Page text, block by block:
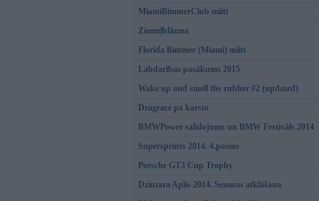
MiamiBimmerClub miiti
Ziemeļblāzma
Florida Bimmer (Miami) miiti
Labdarības pasākums 2015
Wake up and smell the rubber #2 (updated)
Dragrace pa karsto
BMWPower salidojums un BMW Festivāls 2014
Supersprints 2014. 4.posms
Porsche GT3 Cup Trophy
Dzintara Aplis 2014. Sezonas atklāšana